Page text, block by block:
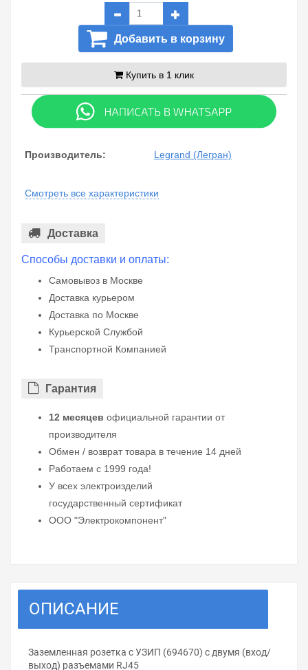
Добавить в корзину
Купить в 1 клик
Производитель: Legrand (Легран)
Смотреть все характеристики
Доставка
Способы доставки и оплаты:
Самовывоз в Москве
Доставка курьером
Доставка по Москве
Курьерской Службой
Транспортной Компанией
Гарантия
12 месяцев официальной гарантии от
производителя
Обмен / возврат товара в течение 14 дней
Работаем с 1999 года!
У всех электроизделий
государственный сертификат
ООО "Электрокомпонент"
ОПИСАНИЕ
Заземленная розетка с УЗИП (694670) с двумя (вход/
выход) разъемами RJ45